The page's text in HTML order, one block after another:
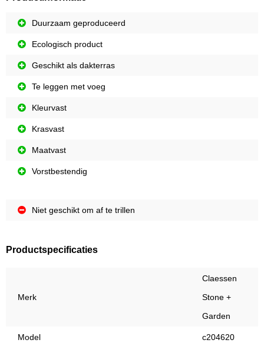
Duurzaam geproduceerd
Ecologisch product
Geschikt als dakterras
Te leggen met voeg
Kleurvast
Krasvast
Maatvast
Vorstbestendig
Niet geschikt om af te trillen
Productspecificaties
Merk
Claessen
Stone +
Garden
Model c204620